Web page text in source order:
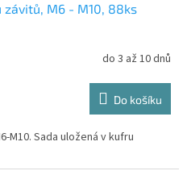
závitů, M6 - M10, 88ks
do 3 až 10 dnů
Do košíku
M10. Sada uložená v kufru